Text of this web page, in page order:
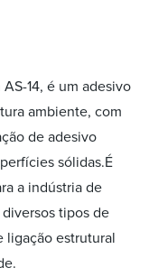
14, é um adesivo
ambiente, com
de adesivo
sólidas.É
a indústria de
tipos de
estrutural